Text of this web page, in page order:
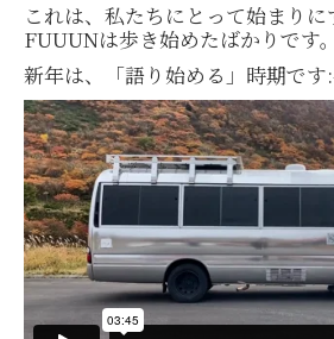
これは、私たちにとって始まりに
FUUUNは歩き始めたばかりです。
新年は、「語り始める」時期です